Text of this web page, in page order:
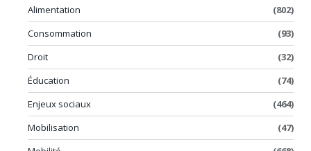
Alimentation
(802)
Consommation
(93)
Droit
(32)
Éducation
(74)
Enjeux sociaux
(464)
Mobilisation
(47)